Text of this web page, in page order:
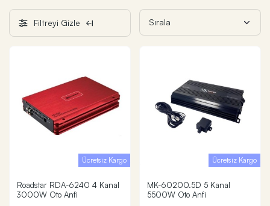
Filtreyi Gizle
Ücretsiz Kargo
Roadstar RDA-6240 4 Kanal
3000W Oto Anfi
Ücretsiz Kargo
MK-60200.5D 5 Kanal
5500W Oto Anfi